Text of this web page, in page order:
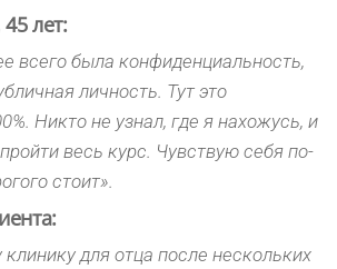
лет:
всего была конфиденциальность,
личность. Тут это
Никто не узнал, где я нахожусь, и
весь курс. Чувствую себя по-
стоит».
для отца после нескольких